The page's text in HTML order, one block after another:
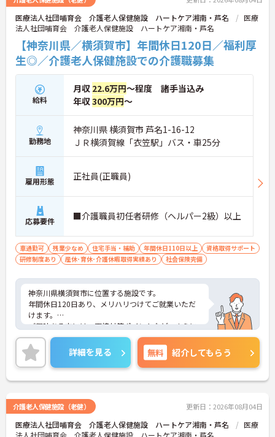
医療法人社団哺育会 介護老人保健施設 ハートケア湘南・芦名
医療
法人社団哺育会 介護老人保健施設 ハートケア湘南・芦名
【神奈川県／横須賀市】年間休日120日／福利厚
生◎／介護老人保健施設での介護職募集
給料
月収 22.6万円～程度 諸手当込み
年収300万円～
勤務地
神奈川県 横須賀市 芦名1-16-12
ＪＲ横須賀線「衣笠駅」バス・車25分
雇用形態 正社員(正職員)
応募要件 ■介護職員初任者研修（ヘルパー2級）以上
車通勤可 残業少なめ 住宅手当・補助 年間休日110日以上
資格取得サポート
研修制度あり
産休･育休･介護休暇取得実績あり 社会保険完備
神奈川県横須賀市に位置する施設です。
年間休日120日あり、メリハリつけてご就業いただ
けます。
ご興味ある方には、面接対策ポイントなど、さらに
詳細をお話しいたしますのでお気軽にご相談くださ
い！
詳細を見る 無料 紹介してもらう
介護老人保健施設（老健） 更新日：2026年08月04日
医療法人社団哺育会 介護老人保健施設 ハートケア湘南・芦名
医療